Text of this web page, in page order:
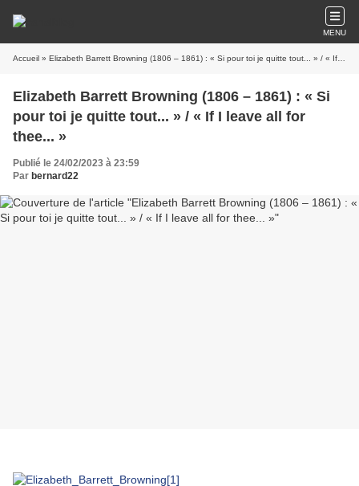
MENU
Accueil » Elizabeth Barrett Browning (1806 – 1861) : « Si pour toi je quitte tout... » / « If I leave all for thee... »
Elizabeth Barrett Browning (1806 – 1861) : « Si
pour toi je quitte tout... » / « If I leave all for
thee... »
Publié le 24/02/2023 à 23:59
Par bernard22